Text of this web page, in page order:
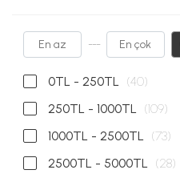
---
0TL - 250TL (40)
250TL - 1000TL (109)
1000TL - 2500TL (73)
2500TL - 5000TL (28)